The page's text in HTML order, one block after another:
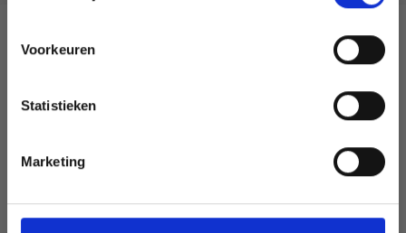
Voorkeuren
Statistieken
Marketing
Wil je liever nieuws ontvangen over onze
Nederlands?